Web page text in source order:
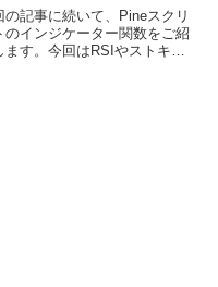
スティクスなどのオシ
ター系インジケーター
を紹介
の記事に続いて、Pineスクリ
のインジケーター関数をご紹
ます。今回はRSIやストキャ